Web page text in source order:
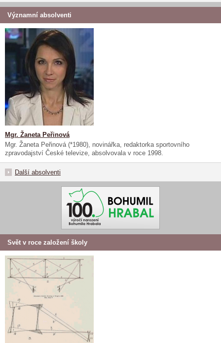
Významní absolventi
Mgr. Žaneta Peřinová
Mgr. Žaneta Peřinová (*1980), novinářka, redaktorka sportovního
zpravodajství České televize, absolvovala v roce 1998.
Další absolventi
Svět v roce založení školy